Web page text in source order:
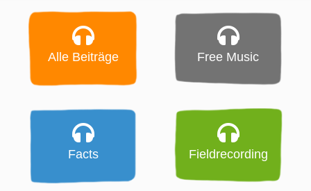
Alle Beiträge Free Music
Facts Fieldrecording